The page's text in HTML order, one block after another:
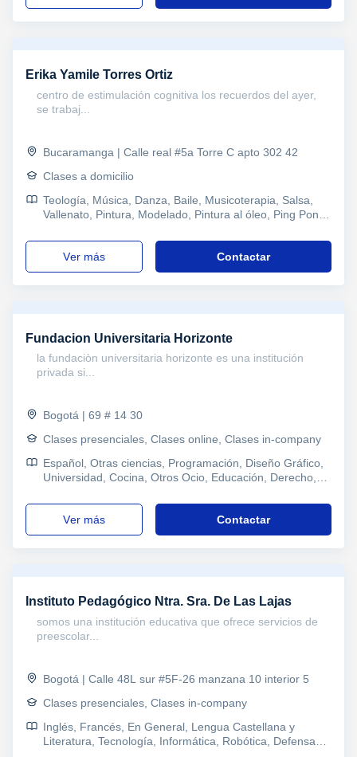
Erika Yamile Torres Ortiz
centro de estimulación cognitiva los recuerdos del ayer,
se trabaj...
Bucaramanga | Calle real #5a Torre C apto 302 42
Clases a domicilio
Teología, Música, Danza, Baile, Musicoterapia, Salsa,
Vallenato, Pintura, Modelado, Pintura al óleo, Ping Pong,
Manualidades, Otros Ocio, Técnicas de estudio,
Problemas de aprendizaje, TDAH Trastorno por déficit
de atención, Pedagogía
ver más Contactar
Fundacion Universitaria Horizonte
la fundaciòn universitaria horizonte es una institución
privada si...
Bogotá | 69 # 14 30
Clases presenciales, Clases online, Clases in-company
Español, Otras ciencias, Programación, Diseño Gráfico,
Universidad, Cocina, Otros Ocio, Educación, Derecho,
ver más Contactar
Instituto Pedagógico Ntra. Sra. De Las Lajas
somos una institución educativa que ofrece servicios de
preescolar...
Bogotá | Calle 48L sur #5F-26 manzana 10 interior 5
Clases presenciales, Clases in-company
Inglés, Francés, En General, Lengua Castellana y
Literatura, Tecnología, Informática, Robótica, Defensa